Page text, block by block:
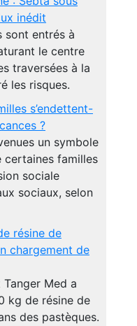
inédit
sont entrés à
le centre
traversées à la
les risques.
s’endettent-
?
un symbole
certaines familles
sociale
sociaux, selon
résine de
chargement de
Med a
kg de résine de
des pastèques.